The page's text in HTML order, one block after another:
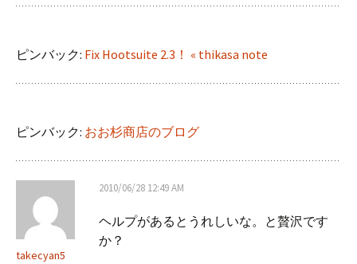
ピンバック: Fix Hootsuite 2.3！ « thikasa note
ピンバック: おお杉商店のブログ
takecyan5
2010/06/28 12:49 AM
ヘルプがあるとうれしいな。と贅沢です
か？